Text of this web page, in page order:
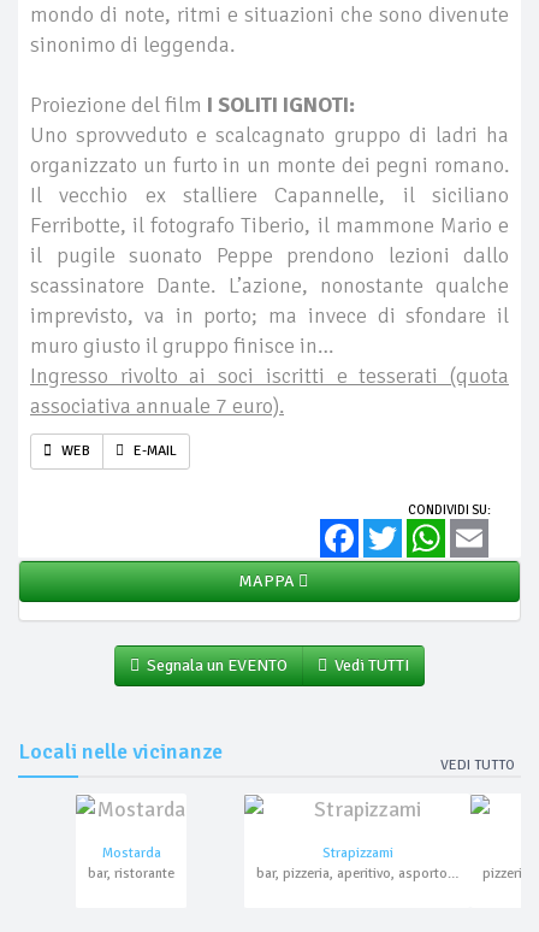
mondo di note, ritmi e situazioni che sono divenute
sinonimo di leggenda.
Proiezione del film I SOLITI IGNOTI:
Uno sprovveduto e scalcagnato gruppo di ladri ha
organizzato un furto in un monte dei pegni romano.
Il vecchio ex stalliere Capannelle, il siciliano
Ferribotte, il fotografo Tiberio, il mammone Mario e
il pugile suonato Peppe prendono lezioni dallo
scassinatore Dante. L’azione, nonostante qualche
imprevisto, va in porto; ma invece di sfondare il
muro giusto il gruppo finisce in…
Ingresso rivolto ai soci iscritti e tesserati (quota
associativa annuale 7 euro).
WEB E-MAIL
CONDIVIDI SU:
FacebookTwitter WhatsApp
MAPPA
Segnala un EVENTO Vedi TUTTI
Locali nelle vicinanze
VEDI TUTTO
Mostarda
bar, ristorante
Strapizzami
bar, pizzeria, aperitivo, asporto, domicilio